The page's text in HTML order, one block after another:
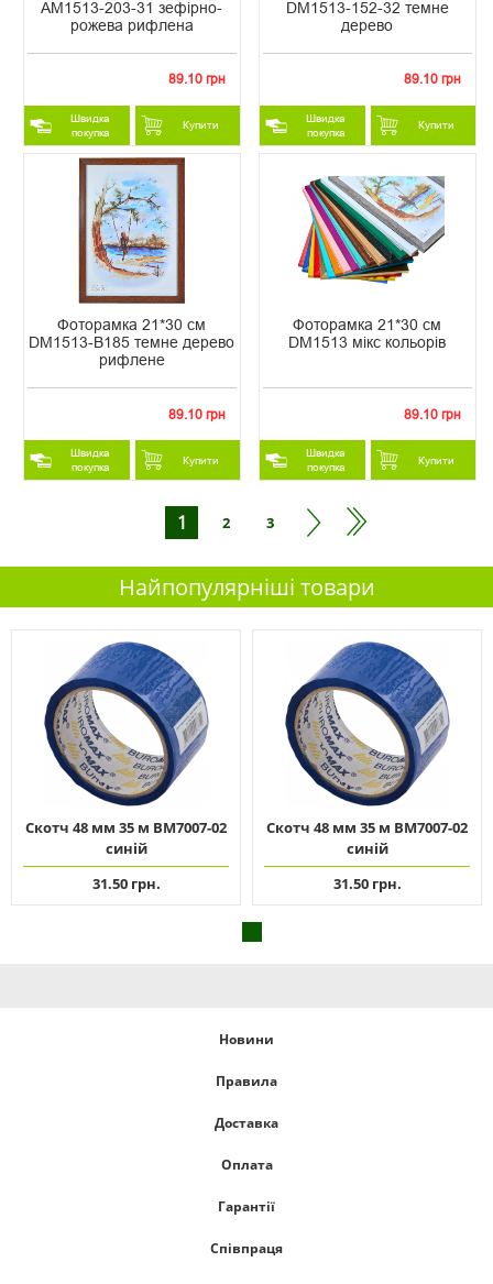
AM1513-203-31 зефірно-
рожева рифлена
89.10 грн
Швидка
покупка
Купити
DM1513-152-32 темне
дерево
89.10 грн
Швидка
покупка
Купити
Фоторамка 21*30 см
DM1513-B185 темне дерево
рифлене
89.10 грн
Швидка
покупка
Купити
Фоторамка 21*30 см
DM1513 мікс кольорів
89.10 грн
Швидка
покупка
Купити
1 2 3
Найпопулярніші товари
Скотч 48 мм 35 м ВМ7007-02
синій
31.50 грн.
Скотч 48 мм 35 м ВМ7007-02
синій
31.50 грн.
Новини
Правила
Доставка
Оплата
Гарантії
Співпраця